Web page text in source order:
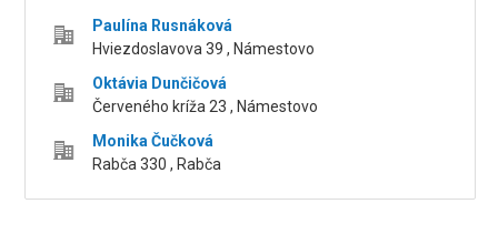
Paulína Rusnáková
Hviezdoslavova 39 , Námestovo
Oktávia Dunčičová
Červeného kríža 23 , Námestovo
Monika Čučková
Rabča 330 , Rabča